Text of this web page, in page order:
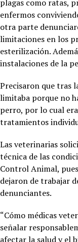
plagas como ratas,
enfermos
otra parte
limitaciones en los
esterilización.
instalaciones de la
Precisaron que tras
limitaba porque no
perro, por lo cual
tratamientos
Las veterinarias
técnica de las
Control Animal,
dejaron de trabajar
denunciantes.
“Cómo médicas
señalar
afectar la salud y el